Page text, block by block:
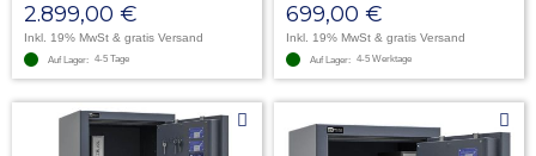
2.899,00 €
Inkl. 19% MwSt & gratis Versand
Auf Lager: 4-5 Tage
699,00 €
Inkl. 19% MwSt & gratis Versand
Auf Lager: 4-5 Werktage